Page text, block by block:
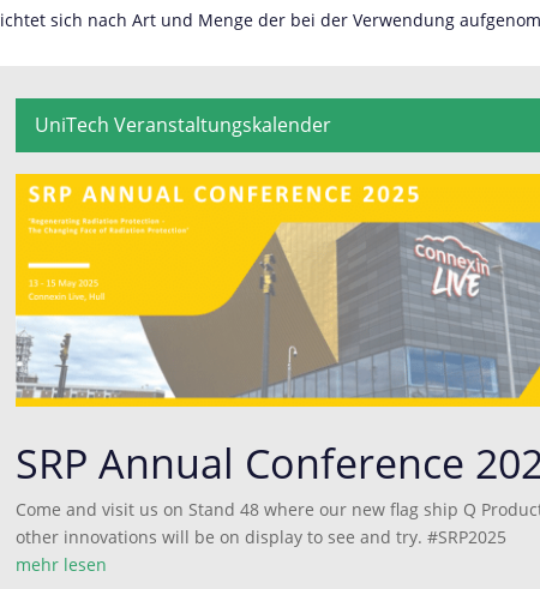
sich nach Art und Menge der bei der Verwendung
UniTech Veranstaltungskalender
SRP Annual Conference
Come and visit us on Stand 48 where our new flag ship Q
other innovations will be on display to see and try. #SRP2025
mehr lesen